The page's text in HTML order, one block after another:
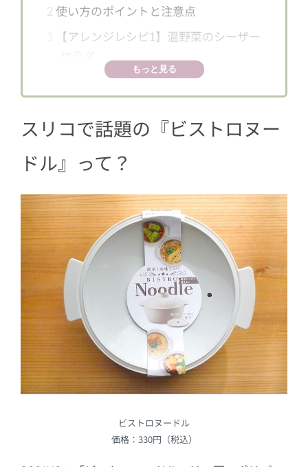
2 使い方のポイントと注意点
【アレンジレシピ1】温野菜のシーザー
材料（1〜2人分）
4【アレンジレシピ2】煮込み風ハンバー
4.1
材料（3個分）
4.2作り方
5【アレンジレシピ3】メープル蒸しパン
5.1
材料
5.2 作り方
コスパ最強の蒸し器！
もっと見る
スリコで話題の『ビストロヌー
ドル』って？
ビストロヌードル
価格：330円（税込）